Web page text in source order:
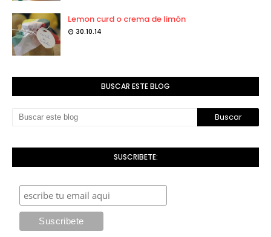
Lemon curd o crema de limón
30.10.14
BUSCAR ESTE BLOG
SUSCRIBETE: